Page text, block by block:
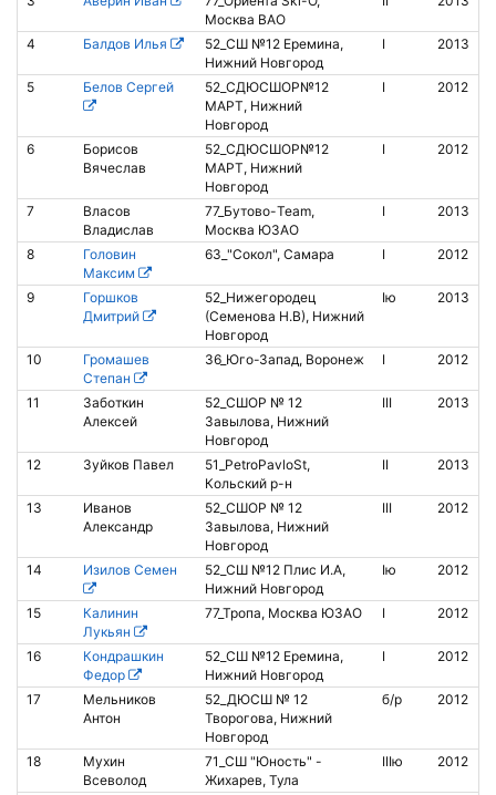
Москва ВАО
4 Балдов Илья
52_СШ №12 Еремина,
Нижний Новгород
I 2013
5 Белов Сергей
52_СДЮСШОР№12
МАРТ, Нижний
Новгород
I 2012
6
Борисов
Вячеслав
52_СДЮСШОР№12
МАРТ, Нижний
Новгород
I 2012
7
Власов
Владислав
77_Бутово-Team,
Москва ЮЗАО
I 2013
8
Головин
Максим
63_"Сокол", Самара I 2012
9
Горшков
Дмитрий
52_Нижегородец
(Семенова Н.В), Нижний
Новгород
Iю 2013
10
Громашев
Степан
36_Юго-Запад, Воронеж I 2012
11
Заботкин
Алексей
52_СШОР № 12
Завылова, Нижний
Новгород
III 2013
12 Зуйков Павел
51_PetroPavloSt,
Кольский р-н
II 2013
13
Иванов
Александр
52_СШОР № 12
Завылова, Нижний
Новгород
III 2012
14 Изилов Семен
52_СШ №12 Плис И.А,
Нижний Новгород
Iю 2012
15
Калинин
Лукьян
77_Тропа, Москва ЮЗАО I 2012
16
Кондрашкин
Федор
52_СШ №12 Еремина,
Нижний Новгород
I 2012
17
Мельников
Антон
52_ДЮСШ № 12
Творогова, Нижний
Новгород
б/р 2012
18
Мухин
Всеволод
71_СШ "Юность" -
Жихарев, Тула
IIIю 2012